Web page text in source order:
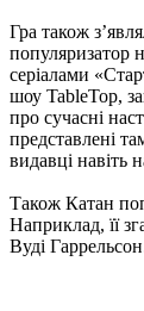
Гра також
популяризатор
серіалами
шоу TableTop,
про сучасні
представлені
видавці навіть
Також Катан
Наприклад, її
Вуді